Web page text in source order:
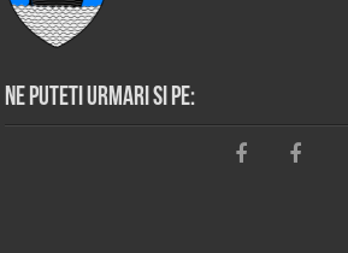
Ne puteti urmari si pe: